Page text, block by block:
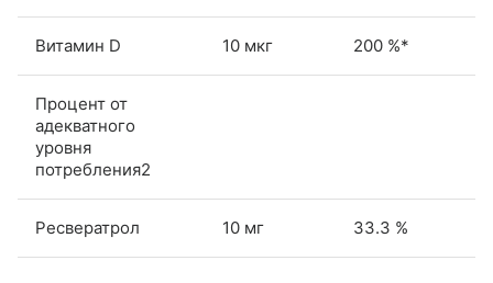
Витамин D 10 мкг 200 %*
Процент от
адекватного
уровня
потребления2
Ресвератрол 10 мг 33.3 %